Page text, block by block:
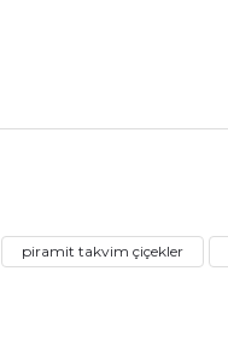
piramit takvim çiçekler